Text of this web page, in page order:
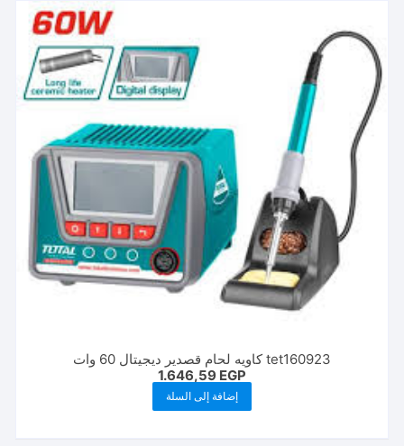
tet160923 كاويه لحام قصدير ديجيتال 60 وات
1.646,59 EGP
إضافة إلى السلة